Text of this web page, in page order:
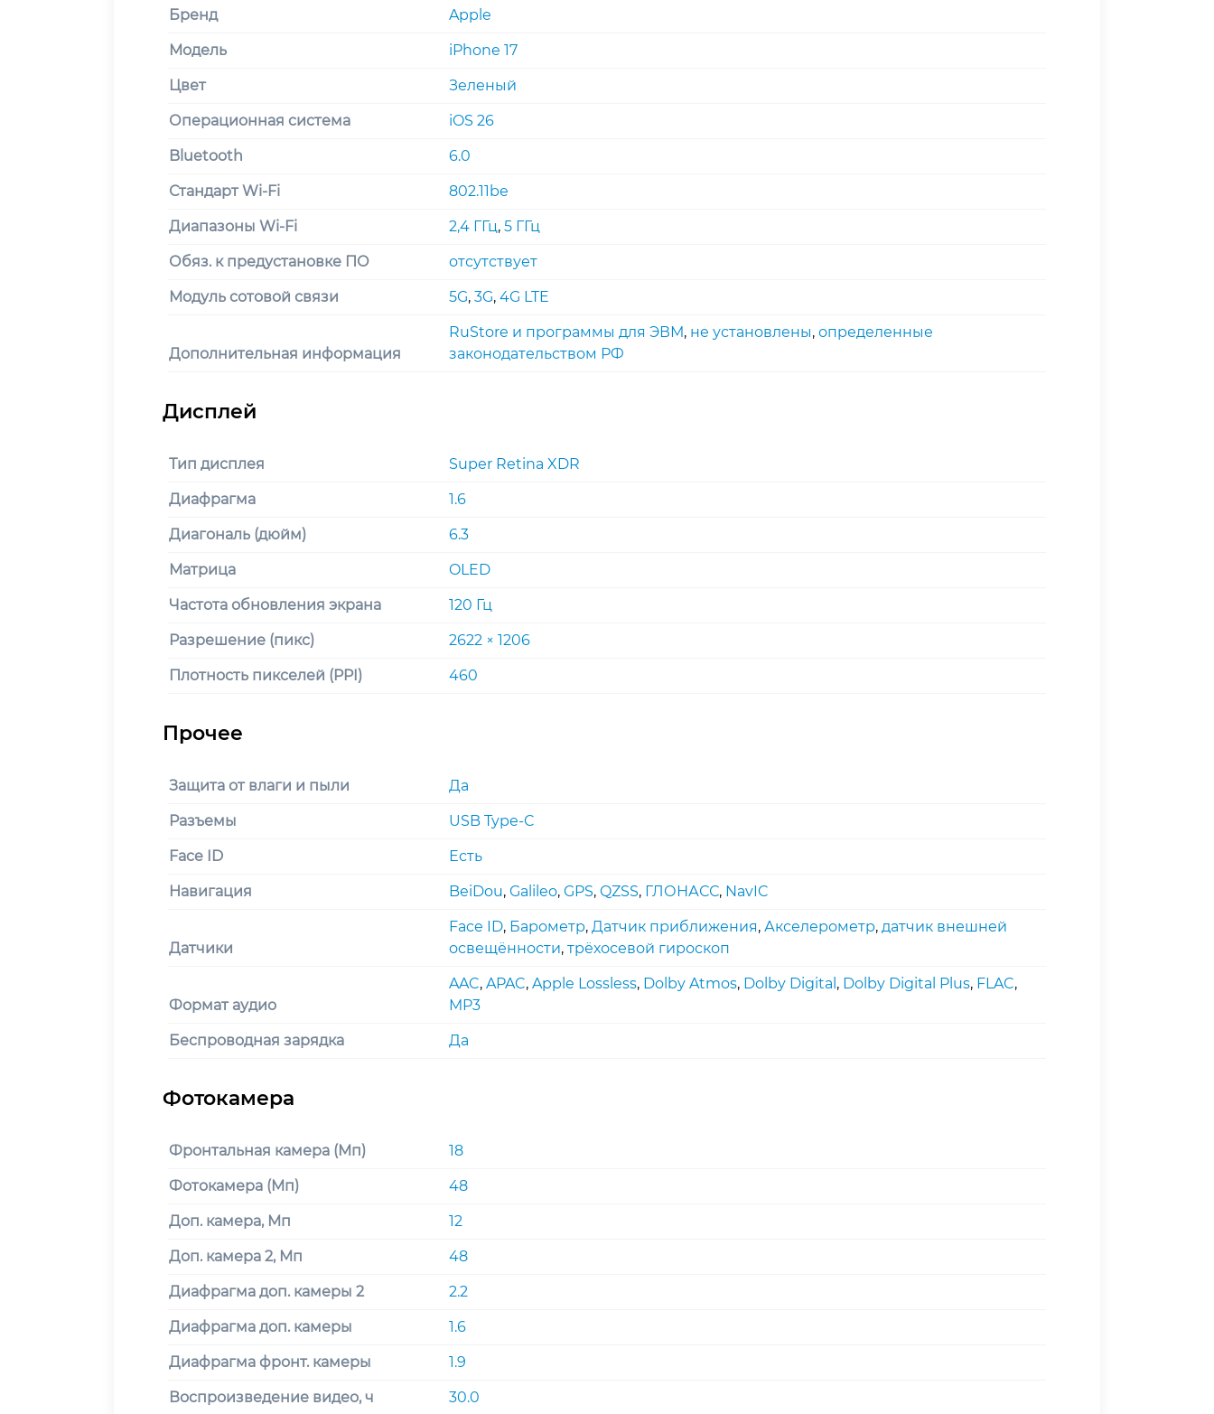
Бренд Apple
Модель iPhone 17
Цвет Зеленый
Операционная система iOS 26
Bluetooth 6.0
Стандарт Wi-Fi 802.11be
Диапазоны Wi-Fi 2,4 ГГц, 5 ГГц
Обяз. к предустановке ПО отсутствует
Модуль сотовой связи 5G, 3G, 4G LTE
Дополнительная информация
RuStore и программы для ЭВМ, не установлены, определенные
законодательством РФ
Тип дисплея Super Retina XDR
Диафрагма 1.6
Диагональ (дюйм) 6.3
Матрица OLED
Частота обновления экрана 120 Гц
Разрешение (пикс) 2622 × 1206
Плотность пикселей (PPI) 460
Защита от влаги и пыли Да
Разъемы USB Type-C
Face ID Есть
Навигация BeiDou, Galileo, GPS, QZSS, ГЛОНАСС, NavIC
Датчики
Face ID, Барометр, Датчик приближения, Акселерометр, датчик внешней
освещённости, трёхосевой гироскоп
Формат аудио
AAC, APAC, Apple Lossless, Dolby Atmos, Dolby Digital , Dolby Digital Plus, FLAC,
MP3
Беспроводная зарядка Да
Фронтальная камера (Мп) 18
Фотокамера (Мп) 48
Доп. камера, Мп 12
Доп. камера 2, Мп 48
Диафрагма доп. камеры 2 2.2
Диафрагма доп. камеры 1.6
Диафрагма фронт. камеры 1.9
Воспроизведение видео, ч 30.0